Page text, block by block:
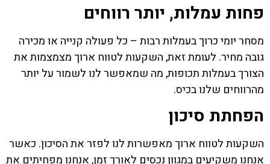
פחות עמלות, יותר רווחים
מסחר יומי כרוך בעמלות רבות – כל פעולה קנייה או מכירה
גובה מחיר. לעומת זאת, השקעות לטווח ארוך מצמצמות את
הצורך בעמלות תכופות, מה שמאפשר לנו לשמור על יותר
מהרווחים שלנו בכיס.
הפחתת סיכון
השקעות לטווח ארוך מאפשרות לנו לפזר את הסיכון. כאשר
אנחנו משקיעים במגוון נכסים לאורך זמן, אנחנו מפחיתים את